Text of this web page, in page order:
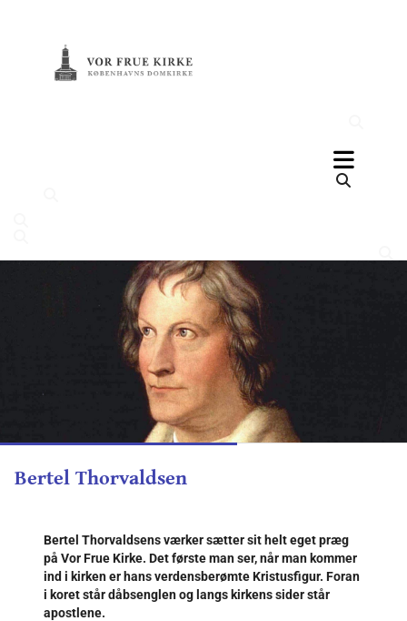
Bertel Thorvaldsen
Bertel Thorvaldsens værker sætter sit helt eget præg
på Vor Frue Kirke. Det første man ser, når man kommer
ind i kirken er hans verdensberømte Kristusfigur. Foran
i koret står dåbsenglen og langs kirkens sider står
apostlene.